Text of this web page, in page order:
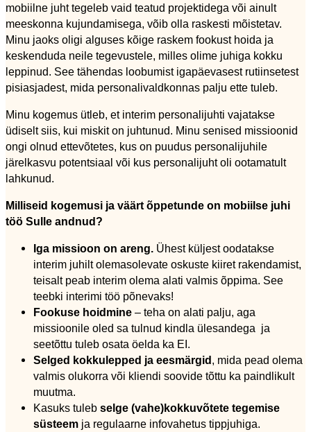
mobiilne juht tegeleb vaid teatud projektidega või ainult
meeskonna kujundamisega, võib olla raskesti mõistetav.
Minu jaoks oligi alguses kõige raskem fookust hoida ja
keskenduda neile tegevustele, milles olime juhiga kokku
leppinud. See tähendas loobumist igapäevasest rutiinsetest
pisiasjadest, mida personalivaldkonnas palju ette tuleb.
Minu kogemus ütleb, et interim personalijuhti vajatakse
üdiselt siis, kui miskit on juhtunud. Minu senised missioonid
ongi olnud ettevõtetes, kus on puudus personalijuhile
järelkasvu potentsiaal või kus personalijuht oli ootamatult
lahkunud.
Milliseid kogemusi ja väärt õppetunde on mobiilse juhi
töö Sulle andnud?
Iga missioon on areng. Ühest küljest oodatakse
interim juhilt olemasolevate oskuste kiiret rakendamist,
teisalt peab interim olema alati valmis õppima. See
teebki interimi töö põnevaks!
Fookuse hoidmine – teha on alati palju, aga
missioonile oled sa tulnud kindla ülesandega ja
seetõttu tuleb osata öelda ka EI.
Selged kokkulepped ja eesmärgid , mida pead olema
valmis olukorra või kliendi soovide tõttu ka paindlikult
muutma.
Kasuks tuleb selge (vahe)kokkuvõtete tegemise
süsteem ja regulaarne infovahetus tippjuhiga.